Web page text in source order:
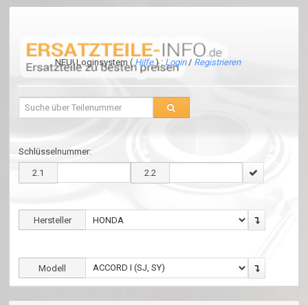
NEU! Loginsystem (Hilfe) :Login/ Registrieren
Schlüsselnummer:
2.1 2.2
Hersteller
Modell